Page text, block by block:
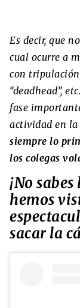
Es decir, que
cual ocurre a
con
“deadhead”,
fase
actividad en la
siempre lo
los colegas
¡No
hemos
sacar la